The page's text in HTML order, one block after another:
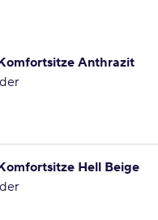
Anthrazit
Hell Beige